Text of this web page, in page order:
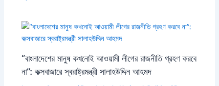
“বাংলাদেশের মানুষ কখনোই আওয়ামী লীগের রাজনীতি গ্রহণ করবে
না”: কক্সবাজারে স্বরাষ্ট্রমন্ত্রী সালাহউদ্দিন আহমদ